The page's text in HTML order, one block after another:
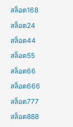
สล็อต168
สล็อต24
สล็อต44
สล็อต55
สล็อต66
สล็อต666
สล็อต777
สล็อต888